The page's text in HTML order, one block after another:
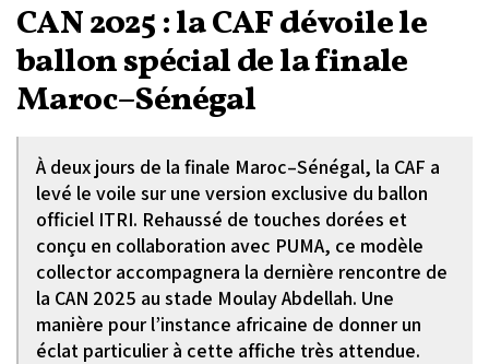
CAN 2025 : la CAF dévoile le
ballon spécial de la finale
Maroc–Sénégal
À deux jours de la finale Maroc–Sénégal, la CAF a
levé le voile sur une version exclusive du ballon
officiel ITRI. Rehaussé de touches dorées et
conçu en collaboration avec PUMA, ce modèle
collector accompagnera la dernière rencontre de
la CAN 2025 au stade Moulay Abdellah. Une
manière pour l’instance africaine de donner un
éclat particulier à cette affiche très attendue.